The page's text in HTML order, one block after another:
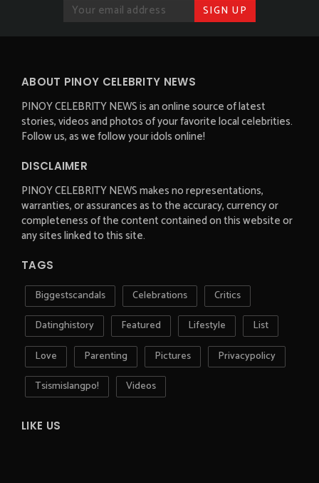
ABOUT PINOY CELEBRITY NEWS
PINOY CELEBRITY NEWS is an online source of latest
stories, videos and photos of your favorite local celebrities.
Follow us, as we follow your idols online!
DISCLAIMER
PINOY CELEBRITY NEWS makes no representations,
warranties, or assurances as to the accuracy, currency or
completeness of the content contained on this website or
any sites linked to this site.
TAGS
Biggestscandals Celebrations
Critics
Datinghistory
Featured Lifestyle
List
Love
Parenting Pictures
Privacypolicy
Tsismislangpo!
Videos
LIKE US